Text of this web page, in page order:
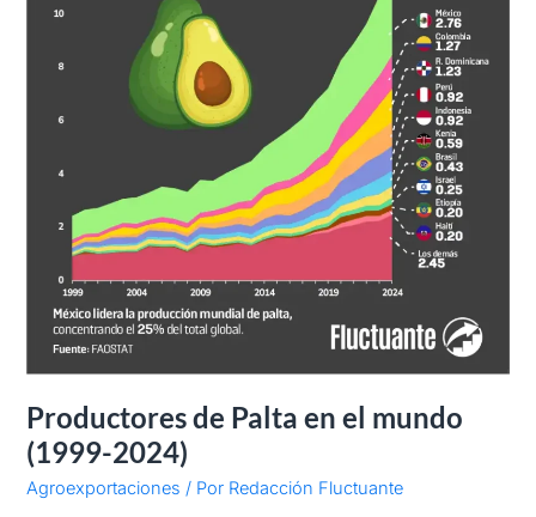
Productores de Palta en el mundo
(1999-2024)
Agroexportaciones / Por Redacción Fluctuante